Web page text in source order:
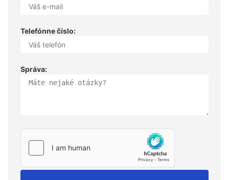
Telefónne číslo:
Správa: